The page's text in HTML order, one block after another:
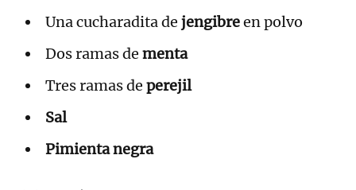
Una cucharadita de jengibreen polvo
Dos ramas de menta
Tres ramas de perejil
Sal
Pimienta negra